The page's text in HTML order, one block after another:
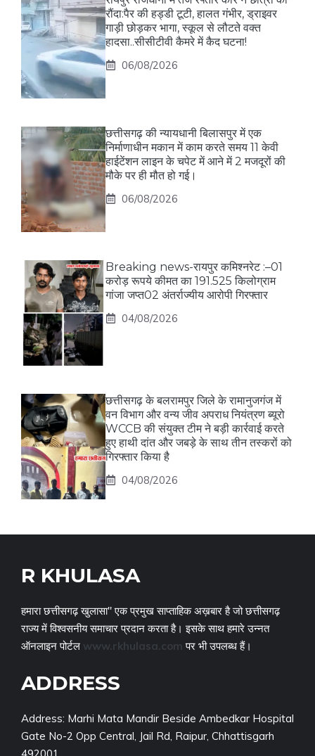
रौंदा:पैर की हड्डी टूटी, हालत गंभीर, ड्राइवर
गाड़ी छोड़कर भागा, स्कूल से लौटते वक्त
हादसा..सीसीटीवी कैमरे में कैद घटना!
06/08/2026
छत्तीसगढ़ की न्यायधानी बिलासपुर में एक
निर्माणाधीन मकान में काम करते समय 11 केवी
हाईटेंशन लाइन के चपेट में आने में 2 मजदूरों की
मौके पर ही मौत हो गई।
06/08/2026
Breaking news-रायपुर कमिश्नरेट :–01
करोड़ रूपये कीमत का 191.525 किलोग्राम
गांजा जप्त02 अंतर्राज्यीय आरोपी गिरफ्तार
04/08/2026
छत्तीसगढ़ के बलरामपुर जिले के रामानुजगंज में
वन विभाग और वन्य जीव अपराध नियंत्रण ब्यूरो
WCCB की संयुक्त टीम ने बड़ी कार्रवाई करते
हुए हाथी दांत और जबड़े के साथ तीन तस्करों को
गिरफ्तार किया है
04/08/2026
R KHULASA
हमारा छत्तीसगढ़ खुलासा" एक प्रमुख साप्ताहिक अख़बार है जो छत्तीसगढ़
राज्य में विश्वसनीय समाचार प्रदान करता है। इसके साथ हमारे उन्नत
ऑनलाइन पोर्टल www.rkhulasa.com पर भी उपलब्ध हैं।
ADDRESS
Address: Marhi Mata Mandir Beside Ambedkar Hospital
Gate No-2 Opp Central, Jail Rd, Raipur, Chhattisgarh